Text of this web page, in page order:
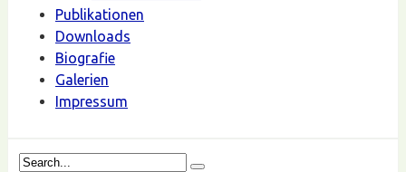
Publikationen
Downloads
Biografie
Galerien
Impressum